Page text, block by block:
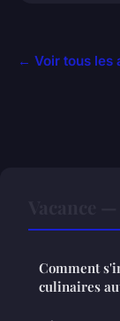
← Voir tous les
Comment
culinaires